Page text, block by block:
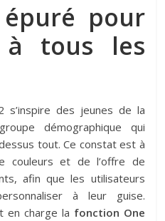
pour
tous les
s’inspire des jeunes de la
démographique qui
tout. Ce constat est à
couleurs et de l’offre de
afin que les utilisateurs
à leur guise.
en charge la fonction One